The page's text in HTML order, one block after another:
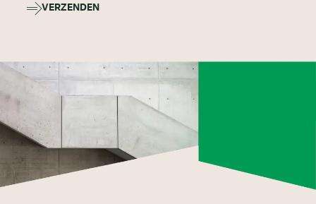
VERZENDEN